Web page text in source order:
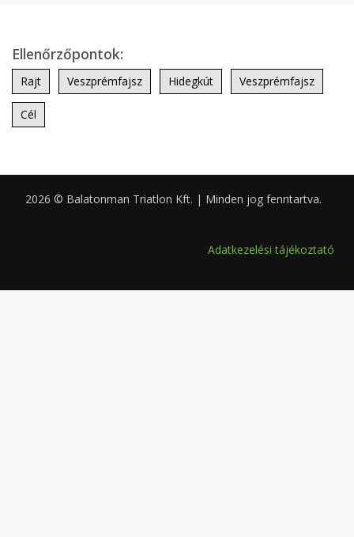
Ellenőrzőpontok:
Rajt Veszprémfajsz Hidegkút Veszprémfajsz
Cél
2026 © Balatonman Triatlon Kft. | Minden jog fenntartva.
Adatkezelési tájékoztató